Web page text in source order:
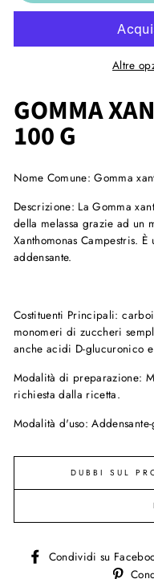
Altre
GOMMA
100 G
Nome Comune: Gomma
Descrizione: La Gomma
della melassa grazie ad un
Xanthomonas Campestris.
addensante.
Costituenti Principali:
monomeri di zuccheri
anche acidi D-glucuronico
Modalità di preparazione:
richiesta dalla ricetta.
Modalità d'uso:
DUBBI SUL
Condividi su